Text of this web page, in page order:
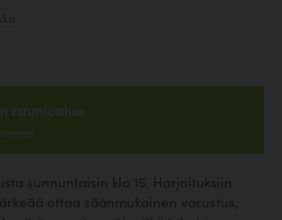
raunioalue
sunnuntaisin klo 15. Harjoituksiin
ottaa säänmukainen varustus,